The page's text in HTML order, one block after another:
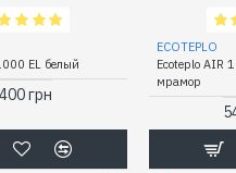
EL белый
грн
ECOTEPLO
Ecoteplo AIR
мрамор